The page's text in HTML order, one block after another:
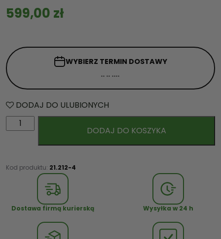
599,00 zł
WYBIERZ TERMIN DOSTAWY
DODAJ DO ULUBIONYCH
l
ć
DODAJ DO KOSZYKA
Kod produktu: 21.212-4
Dostawa firmą kurierską Wysyłka w 24 h